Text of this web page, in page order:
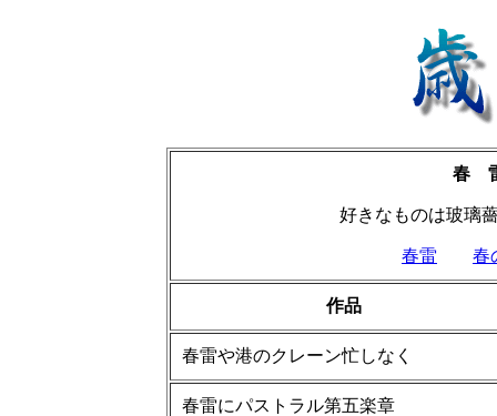
春
好きなものは玻
春雷 春
作品
春雷や港のクレーン忙しなく
春雷にパストラル第五楽章